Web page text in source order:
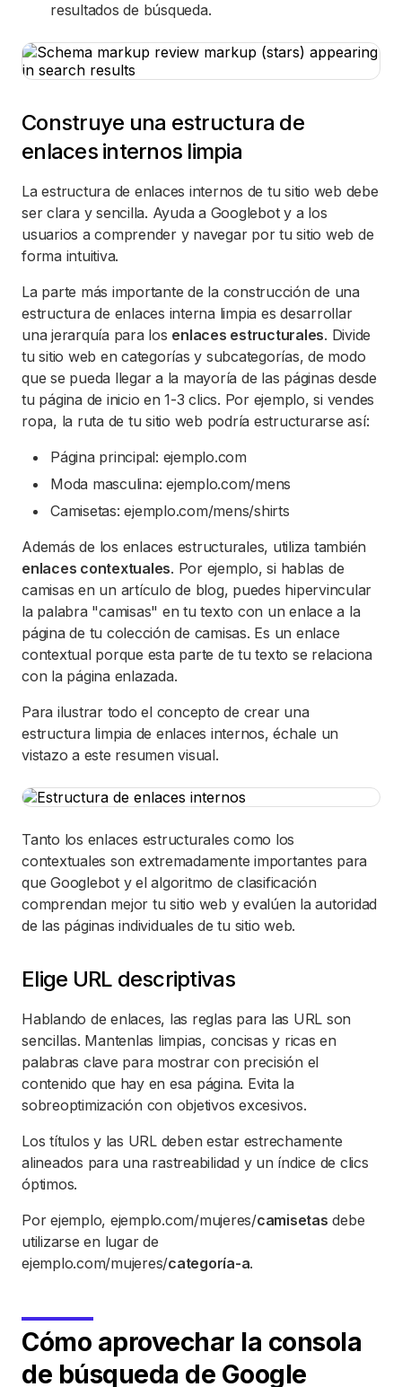
resultados de búsqueda.
Construye una estructura de
enlaces internos limpia
La estructura de enlaces internos de tu sitio web debe
ser clara y sencilla. Ayuda a Googlebot y a los
usuarios a comprender y navegar por tu sitio web de
forma intuitiva.
La parte más importante de la construcción de una
estructura de enlaces interna limpia es desarrollar
una jerarquía para los enlaces estructurales. Divide
tu sitio web en categorías y subcategorías, de modo
que se pueda llegar a la mayoría de las páginas desde
tu página de inicio en 1-3 clics. Por ejemplo, si vendes
ropa, la ruta de tu sitio web podría estructurarse así:
Página principal: ejemplo.com
Moda masculina: ejemplo.com/mens
Camisetas: ejemplo.com/mens/shirts
Además de los enlaces estructurales, utiliza también
enlaces contextuales. Por ejemplo, si hablas de
camisas en un artículo de blog, puedes hipervincular
la palabra "camisas" en tu texto con un enlace a la
página de tu colección de camisas. Es un enlace
contextual porque esta parte de tu texto se relaciona
con la página enlazada.
Para ilustrar todo el concepto de crear una
estructura limpia de enlaces internos, échale un
vistazo a este resumen visual.
Tanto los enlaces estructurales como los
contextuales son extremadamente importantes para
que Googlebot y el algoritmo de clasificación
comprendan mejor tu sitio web y evalúen la autoridad
de las páginas individuales de tu sitio web.
Elige URL descriptivas
Hablando de enlaces, las reglas para las URL son
sencillas. Mantenlas limpias, concisas y ricas en
palabras clave para mostrar con precisión el
contenido que hay en esa página. Evita la
sobreoptimización con objetivos excesivos.
Los títulos y las URL deben estar estrechamente
alineados para una rastreabilidad y un índice de clics
óptimos.
Por ejemplo, ejemplo.com/mujeres/camisetas debe
utilizarse en lugar de
ejemplo.com/mujeres/categoría-a.
Cómo aprovechar la consola
de búsqueda de Google